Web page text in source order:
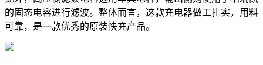
的固态电容进行滤波。整体而言，这款充电器做工扎实，用料
可靠，是一款优秀的原装快充产品。